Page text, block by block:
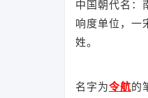
中国朝代名：
响度单位，一
姓。
名字为令航的